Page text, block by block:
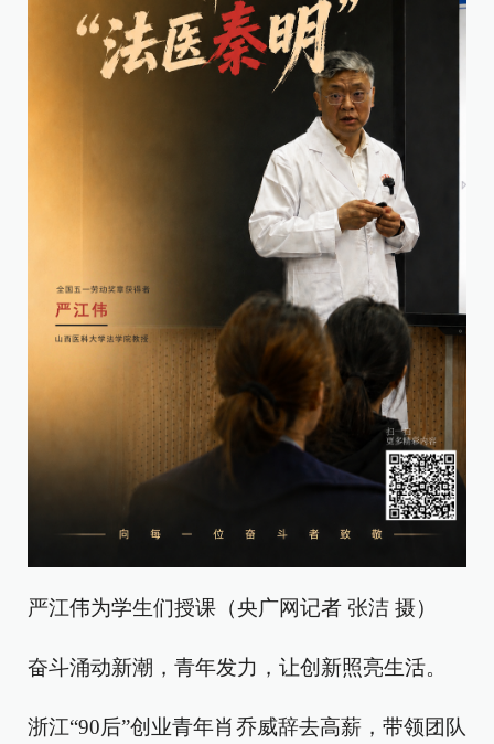
严江伟为学生们授课（央广网记者 张洁 摄）
奋斗涌动新潮，青年发力，让创新照亮生活。
浙江“90后”创业青年肖乔威辞去高薪，带领团队